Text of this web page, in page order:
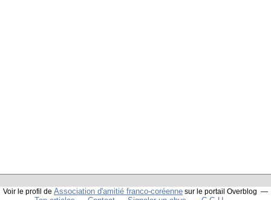
Voir le profil de Association d'amitié franco-coréenne sur le portail Overblog